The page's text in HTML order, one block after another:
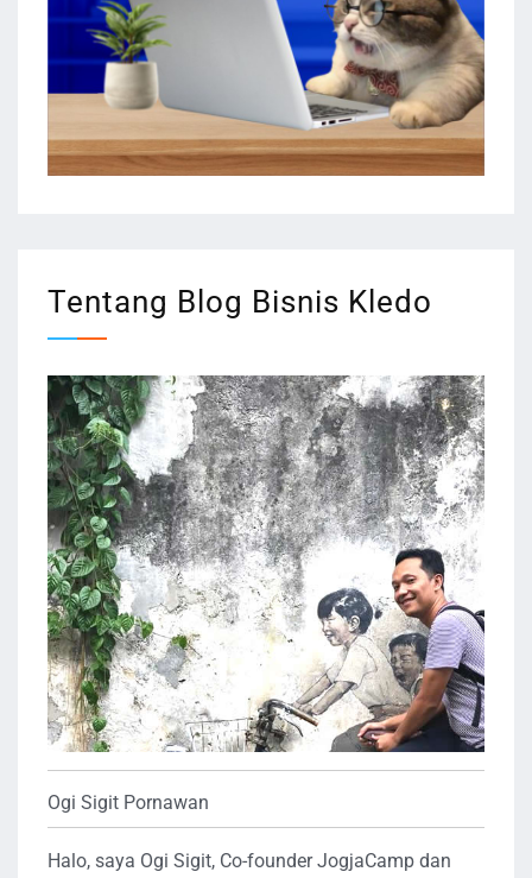
Tentang Blog Bisnis Kledo
Ogi Sigit Pornawan
Halo, saya Ogi Sigit, Co-founder JogjaCamp dan